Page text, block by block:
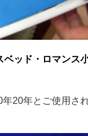
ッド・ロマンス
20年とご使用さ